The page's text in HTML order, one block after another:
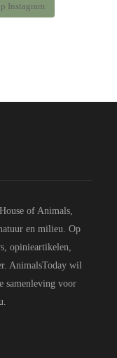
Instagram
of Animals,
en milieu. Op
opinieartikelen,
AnimalsToday wil
samenleving voor